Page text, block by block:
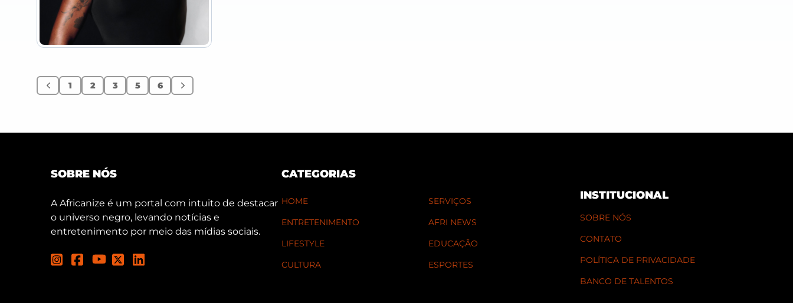
Anterior
1 2 3 5 6 Próximo
SOBRE NÓS
A Africanize é um portal com intuito de destacar
o universo negro, levando notícias e
entretenimento por meio das mídias sociais.
CATEGORIAS
HOME
ENTRETENIMENTO
LIFESTYLE
CULTURA
SERVIÇOS
AFRI NEWS
EDUCAÇÃO
ESPORTES
INSTITUCIONAL
SOBRE NÓS
CONTATO
POLÍTICA DE PRIVACIDADE
BANCO DE TALENTOS